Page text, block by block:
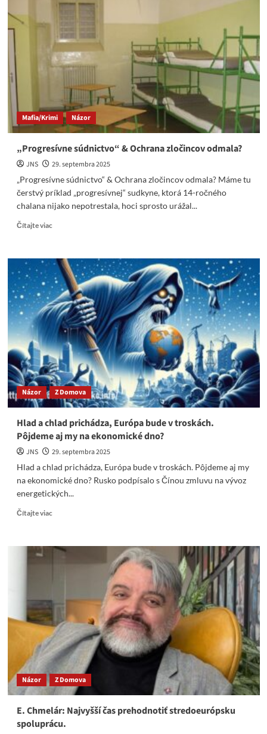
Iskanderom
Francúzsko
300
vojakov
inštruktorov.
Mafia/Krimi Názor
„Progresívne súdnictvo“ & Ochrana zločincov odmala?
JNS
29. septembra 2025
„Progresívne súdnictvo“ & Ochrana zločincov odmala? Máme tu
čerstvý príklad „progresívnej“ sudkyne, ktorá 14-ročného
chalana nijako nepotrestala, hoci sprosto urážal...
Čítajte viacRead
„Progresívne
súdnictvo“
&
Ochrana
zločincov
odmala?
Názor Z Domova
Hlad a chlad prichádza, Európa bude v troskách.
Pôjdeme aj my na ekonomické dno?
JNS
29. septembra 2025
Hlad a chlad prichádza, Európa bude v troskách. Pôjdeme aj my
na ekonomické dno? Rusko podpísalo s Čínou zmluvu na vývoz
energetických...
Čítajte viacRead
Hlad
v
troskách.
Pôjdeme
aj
my
na
ekonomické
dno?
Názor Z Domova
E. Chmelár: Najvyšší čas prehodnotiť stredoeurópsku
spoluprácu.